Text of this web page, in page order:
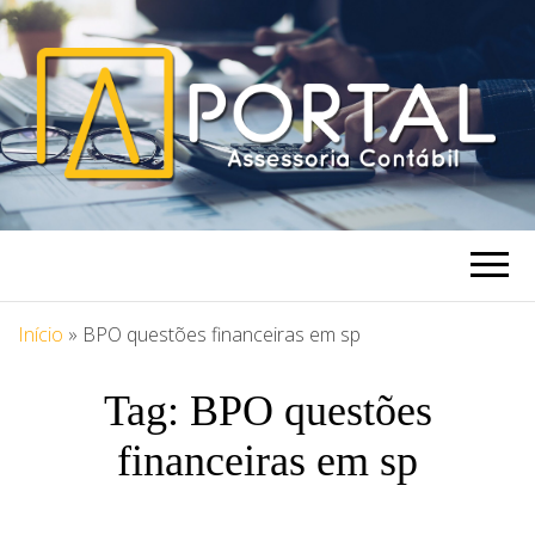
PORTAL
ASSESSORIA
Blog Portal Assessoria
Início » BPO questões financeiras em sp
Tag: BPO questões
financeiras em sp